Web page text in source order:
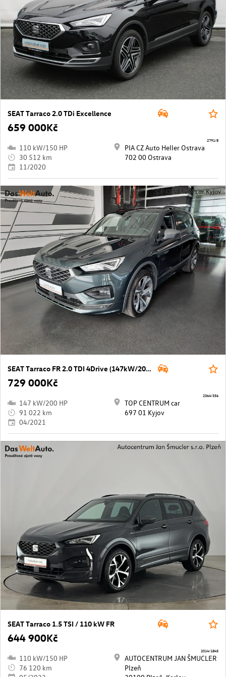
SEAT Tarraco 2.0 TDi Excellence
659 000Kč
110 kW/150 HP
30 512 km
11/2020
PIA CZ Auto Heller Ostrava
702 00 Ostrava
2791/8
SEAT Tarraco FR 2.0 TDI 4Drive (147kW/200k) DSG, 7 míst
729 000Kč
147 kW/200 HP
91 022 km
04/2021
TOP CENTRUM car
697 01 Kyjov
2364/356
SEAT Tarraco 1.5 TSI / 110 kW FR
644 900Kč
110 kW/150 HP
76 120 km
AUTOCENTRUM JAN ŠMUCLER
Plzeň
2014/1845